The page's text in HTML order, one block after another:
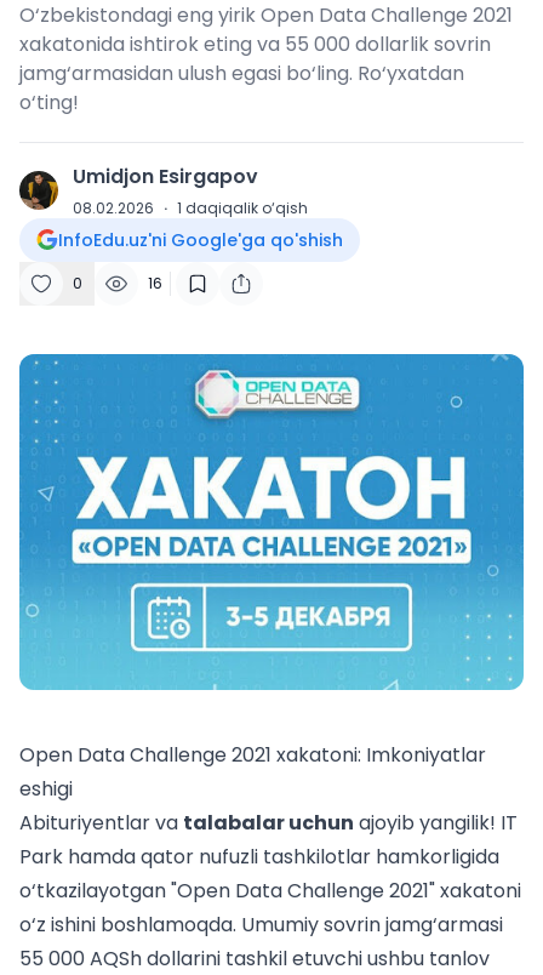
O‘zbekistondagi eng yirik Open Data Challenge 2021
xakatonida ishtirok eting va 55 000 dollarlik sovrin
jamg‘armasidan ulush egasi bo‘ling. Ro‘yxatdan
o‘ting!
U Umidjon Esirgapov
08.02.2026 · 1 daqiqalik o‘qish
InfoEdu.uz'ni Google'ga qo'shish
0 16
Open Data Challenge 2021 xakatoni: Imkoniyatlar
eshigi
Abituriyentlar va talabalar uchun ajoyib yangilik! IT
Park hamda qator nufuzli tashkilotlar hamkorligida
o‘tkazilayotgan "Open Data Challenge 2021" xakatoni
o‘z ishini boshlamoqda. Umumiy sovrin jamg‘armasi
55 000 AQSh dollarini tashkil etuvchi ushbu tanlov